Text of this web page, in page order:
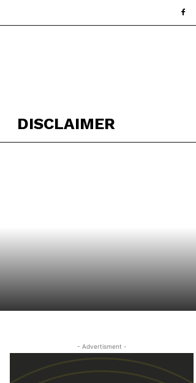
DISCLAIMER
- Advertisment -